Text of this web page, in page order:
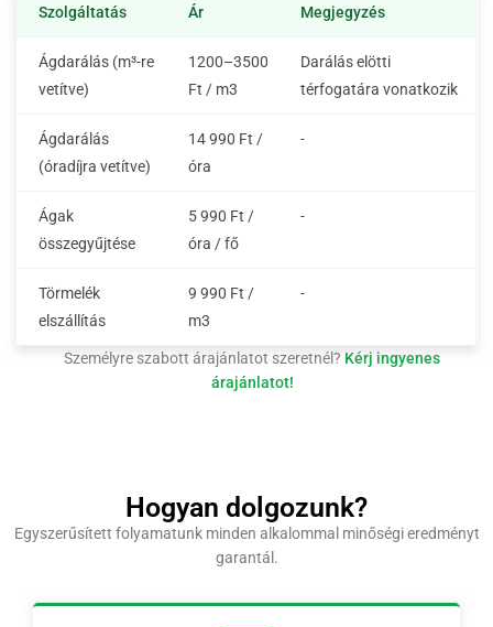
Szolgáltatás Ár Megjegyzés
Ágdarálás (m³-re
vetítve)
1200–3500
Ft / m3
Darálás elötti
térfogatára vonatkozik
Ágdarálás
(óradíjra vetítve)
14 990 Ft /
óra
-
Ágak
összegyűjtése
5 990 Ft /
óra / fő
-
Törmelék
elszállítás
9 990 Ft /
m3
-
Személyre szabott árajánlatot szeretnél? Kérj ingyenes
árajánlatot!
Hogyan dolgozunk?
Egyszerűsített folyamatunk minden alkalommal minőségi eredményt
garantál.